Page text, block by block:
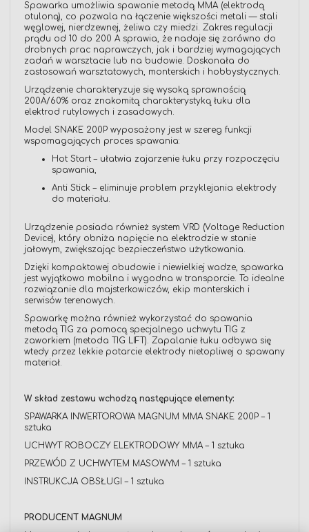
Spawarka umożliwia spawanie metodą MMA (elektrodą
otuloną), co pozwala na łączenie większości metali — stali
węglowej, nierdzewnej, żeliwa czy miedzi. Zakres regulacji
prądu od 10 do 200 A sprawia, że nadaje się zarówno do
drobnych prac naprawczych, jak i bardziej wymagających
zadań w warsztacie lub na budowie. Doskonała do
zastosowań warsztatowych, monterskich i hobbystycznych.
Urządzenie charakteryzuje się wysoką sprawnością
200A/60% oraz znakomitą charakterystyką łuku dla
elektrod rutylowych i zasadowych.
Model SNAKE 200P wyposażony jest w szereg funkcji
wspomagających proces spawania:
Hot Start – ułatwia zajarzenie łuku przy rozpoczęciu
spawania,
Anti Stick – eliminuje problem przyklejania elektrody
do materiału.
Urządzenie posiada również system VRD (Voltage Reduction
Device), który obniża napięcie na elektrodzie w stanie
jałowym, zwiększając bezpieczeństwo użytkowania.
Dzięki kompaktowej obudowie i niewielkiej wadze, spawarka
jest wyjątkowo mobilna i wygodna w transporcie. To idealne
rozwiązanie dla majsterkowiczów, ekip monterskich i
serwisów terenowych.
Spawarkę można również wykorzystać do spawania
metodą TIG za pomocą specjalnego uchwytu TIG z
zaworkiem (metoda TIG LIFT). Zapalanie łuku odbywa się
wtedy przez lekkie potarcie elektrody nietopliwej o spawany
materiał.
W skład zestawu wchodzą następujące elementy:
SPAWARKA INWERTOROWA MAGNUM MMA SNAKE 200P – 1
sztuka
UCHWYT ROBOCZY ELEKTRODOWY MMA – 1 sztuka
PRZEWÓD Z UCHWYTEM MASOWYM – 1 sztuka
INSTRUKCJA OBSŁUGI – 1 sztuka
PRODUCENT MAGNUM